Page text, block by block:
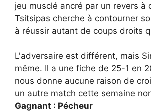
jeu musclé ancré par un revers à
Tsitsipas cherche à contourner
à réussir autant de coups droits
L'adversaire est différent, mais
même. Il a une fiche de 25-1 en
nous donne aucune raison de
un autre match cette semaine
Gagnant : Pécheur